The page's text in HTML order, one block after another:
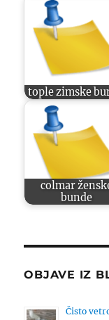
tople zimske
colmar
bunde
OBJAVE IZ
Čisto